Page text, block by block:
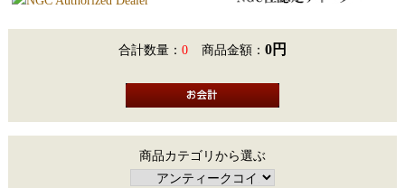
合計数量： 0 商品金額： 0円
商品カテゴリから選ぶ